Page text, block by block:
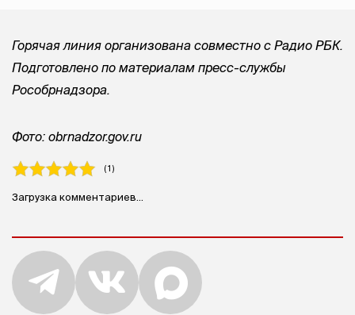
Горячая линия организована совместно с Радио РБК.
Подготовлено по материалам пресс-службы
Рособрнадзора.
Фото: obrnadzor.gov.ru
( 1 )
Загрузка комментариев...